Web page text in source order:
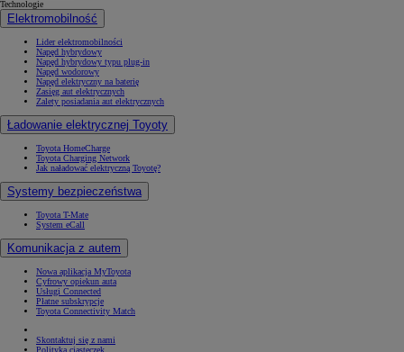
Technologie
Elektromobilność
Lider elektromobilności
Napęd hybrydowy
Napęd hybrydowy typu plug-in
Napęd wodorowy
Napęd elektryczny na baterię
Zasięg aut elektrycznych
Zalety posiadania aut elektrycznych
Ładowanie elektrycznej Toyoty
Toyota HomeCharge
Toyota Charging Network
Jak naładować elektryczną Toyotę?
Systemy bezpieczeństwa
Toyota T-Mate
System eCall
Komunikacja z autem
Nowa aplikacja MyToyota
Cyfrowy opiekun auta
Usługi Connected
Płatne subskrypcje
Toyota Connectivity Match
Skontaktuj się z nami